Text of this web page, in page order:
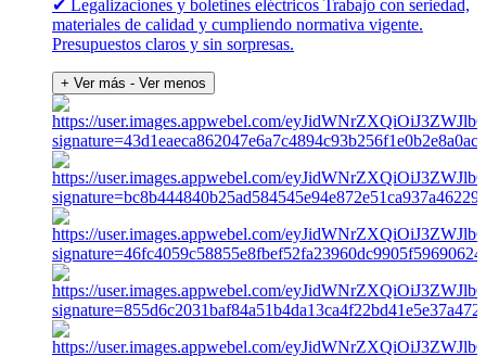
✔ Legalizaciones y boletines eléctricos Trabajo con seriedad,
materiales de calidad y cumpliendo normativa vigente.
Presupuestos claros y sin sorpresas.
+ Ver más - Ver menos